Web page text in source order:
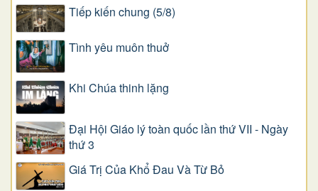
Tiếp kiến chung (5/8)
Tình yêu muôn thuở
Khi Chúa thinh lặng
Đại Hội Giáo lý toàn quốc lần thứ VII - Ngày
thứ 3
Giá Trị Của Khổ Ðau Và Từ Bỏ